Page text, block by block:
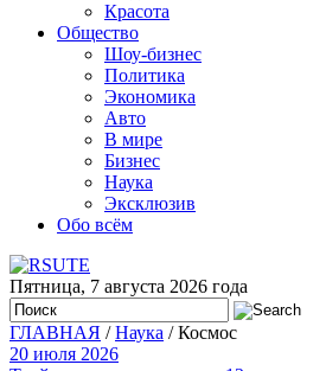
Красота
Общество
Шоу-бизнес
Политика
Экономика
Авто
В мире
Бизнес
Наука
Эксклюзив
Обо всём
Пятница, 7 августа 2026 года
ГЛАВНАЯ /Наука /Космос
20 июля 2026